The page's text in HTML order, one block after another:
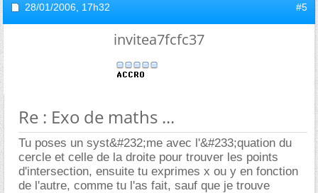
28/01/2006, 17h32 #5
invitea7fcfc37
Re : Exo de maths ...
Tu poses un syst&#232;me avec l'&#233;quation du
cercle et celle de la droite pour trouver les points
d'intersection, ensuite tu exprimes x ou y en fonction
de l'autre, comme tu l'as fait, sauf que je trouve